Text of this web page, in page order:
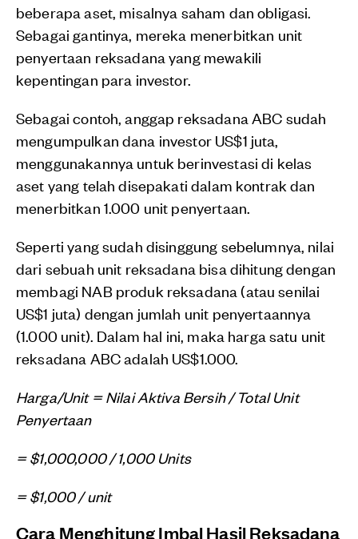
beberapa aset, misalnya saham dan obligasi.
Sebagai gantinya, mereka menerbitkan unit
penyertaan reksadana yang mewakili
kepentingan para investor.
Sebagai contoh, anggap reksadana ABC sudah
mengumpulkan dana investor US$1 juta,
menggunakannya untuk berinvestasi di kelas
aset yang telah disepakati dalam kontrak dan
menerbitkan 1.000 unit penyertaan.
Seperti yang sudah disinggung sebelumnya, nilai
dari sebuah unit reksadana bisa dihitung dengan
membagi NAB produk reksadana (atau senilai
US$1 juta) dengan jumlah unit penyertaannya
(1.000 unit). Dalam hal ini, maka harga satu unit
reksadana ABC adalah US$1.000.
Harga/Unit = Nilai Aktiva Bersih / Total Unit
Penyertaan
=$1,000,000 / 1,000 Units
=$1,000 / unit
Cara Menghitung Imbal Hasil Reksadana